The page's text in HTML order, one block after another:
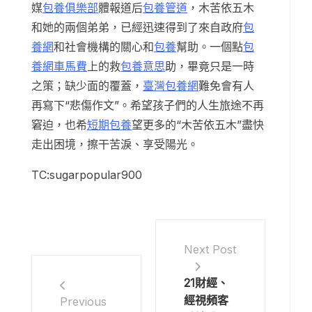
媒包養俱樂部體報道后包養管道 ，木苦依五木
和她的兩個弟弟，已經迅速得到了來自政府包
養網和社會機構的關心和包養幫助。一個點包
養網車馬費上的救包養意思助，畢竟只是一時
之策；缺少面的覆蓋， 臺灣包養網難免會有人
再寫下“悲傷作文”。希望孩子們的人生旅途不再
窘迫，也希短期包養望更多的“木苦依五木”盡快
走出困境，擦干苦淚、享受陽光。
TC:sugarpopular900
Previous
Next Post
21財經、
經視頻客